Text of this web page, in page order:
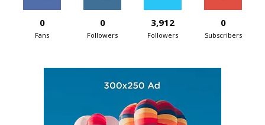
0
Fans
0
Followers
3,912
Followers
0
Subscribers